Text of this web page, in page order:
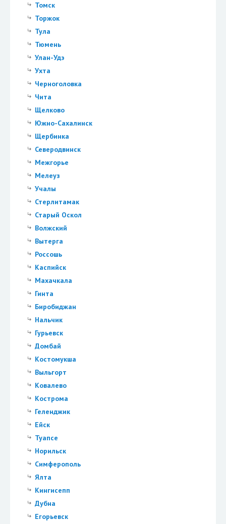
Томск
Торжок
Тула
Тюмень
Улан-Удэ
Ухта
Черноголовка
Чита
Щелково
Южно-Сахалинск
Щербинка
Северодвинск
Межгорье
Мелеуз
Учалы
Стерлитамак
Старый Оскол
Волжский
Вытерга
Россошь
Каспийск
Махачкала
Гинта
Биробиджан
Нальчик
Гурьевск
Домбай
Костомукша
Выльгорт
Ковалево
Кострома
Геленджик
Ейск
Туапсе
Норильск
Симферополь
Ялта
Кингисепп
Дубна
Егорьевск